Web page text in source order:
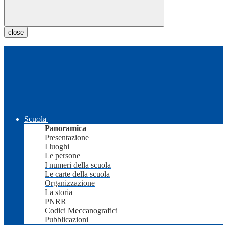
close
Scuola
Panoramica
Presentazione
I luoghi
Le persone
I numeri della scuola
Le carte della scuola
Organizzazione
La storia
PNRR
Codici Meccanografici
Pubblicazioni